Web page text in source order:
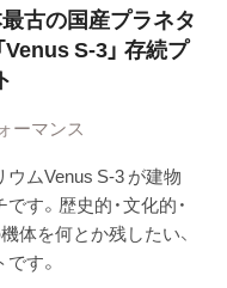
古の国産プラネタ
S-3」 存続プ
ーマンス
ムVenus S-3 が建物
す。歴史的・文化的・
体を何とか残したい、
す。